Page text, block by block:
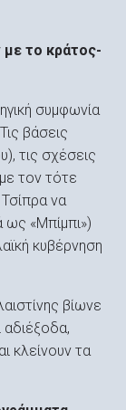
το κράτος-
συμφωνία
βάσεις
τις σχέσεις
τον τότε
να
ως «Μπίμπι»)
κυβέρνηση
βίωνε
αδιέξοδα,
κλείνουν τα